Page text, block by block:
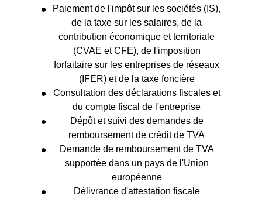
Paiement de l'impôt sur les sociétés (IS),
de la taxe sur les salaires, de la
contribution économique et territoriale
(CVAE et CFE), de l'imposition
forfaitaire sur les entreprises de réseaux
(IFER) et de la taxe foncière
Consultation des déclarations fiscales et
du compte fiscal de l'entreprise
Dépôt et suivi des demandes de
remboursement de crédit de TVA
Demande de remboursement de TVA
supportée dans un pays de l'Union
européenne
Délivrance d'attestation fiscale